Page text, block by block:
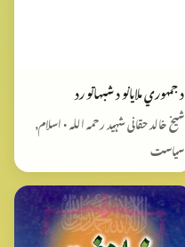
د جمهوري ملایانو د شبهاتو رد
شیخ خالد حقانی شہید رحمہ اللہ • اسلام,
سیاست